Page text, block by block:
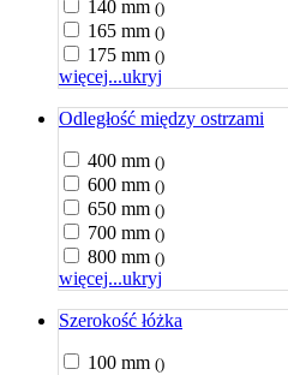
140 mm ()
165 mm ()
175 mm ()
więcej...ukryj
Odległość między ostrzami
400 mm ()
600 mm ()
650 mm ()
700 mm ()
800 mm ()
więcej...ukryj
Szerokość łóżka
100 mm ()